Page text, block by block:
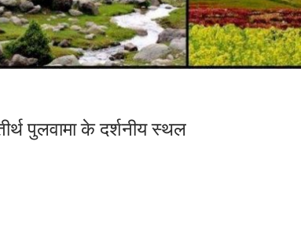
पुलवामा के दर्शनीय स्‍थल